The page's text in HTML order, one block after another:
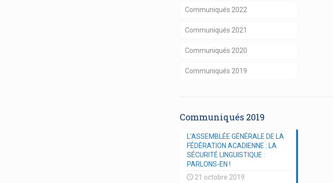
Communiqués 2022
Communiqués 2021
Communiqués 2020
Communiqués 2019
Communiqués 2019
L’ASSEMBLÉE GÉNÉRALE DE LA
FÉDÉRATION ACADIENNE : LA
SÉCURITÉ LINGUISTIQUE :
PARLONS-EN !
21 octobre 2019